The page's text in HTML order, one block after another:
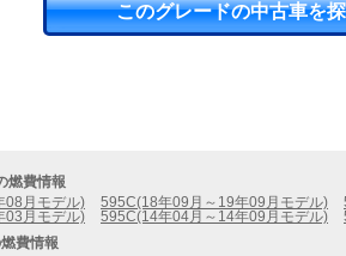
このグレードの中古車を
燃費情報
08月モデル)
595C(18年09月～19年09月モデル)
03月モデル)
595C(14年04月～14年09月モデル)
費情報